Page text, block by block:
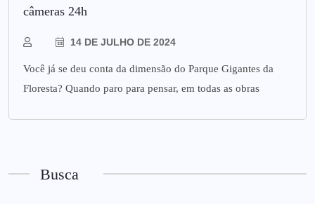
câmeras 24h
14 DE JULHO DE 2024
Você já se deu conta da dimensão do Parque Gigantes da
Floresta? Quando paro para pensar, em todas as obras
Busca